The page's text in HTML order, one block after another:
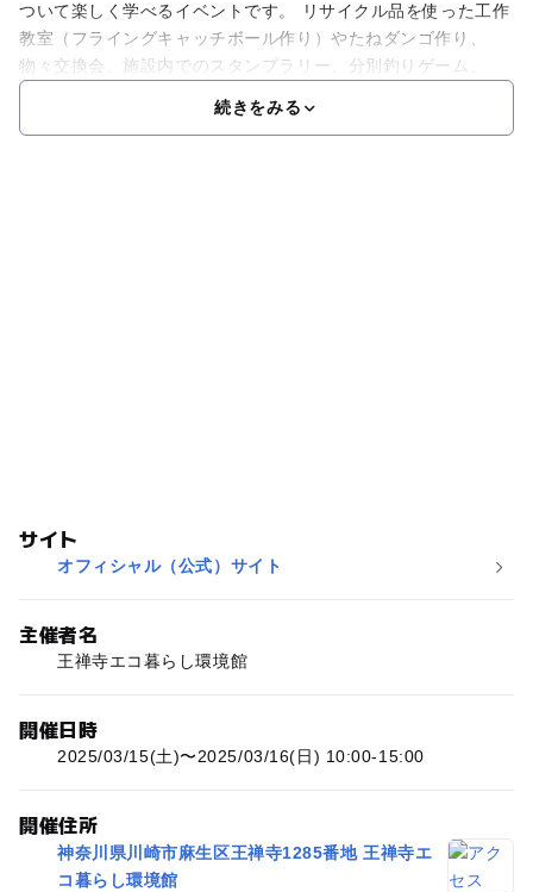
ついて楽しく学べるイベントです。 リサイクル品を使った工作
教室（フライングキャッチボール作り）やたねダンゴ作り、
物々交換会、施設内でのスタンプラリー、分別釣りゲーム、
続きをみる
サイト
オフィシャル（公式）サイト
主催者名
王禅寺エコ暮らし環境館
開催日時
2025/03/15(土)〜2025/03/16(日) 10:00-15:00
開催住所
神奈川県川崎市麻生区王禅寺1285番地 王禅寺エ
コ暮らし環境館